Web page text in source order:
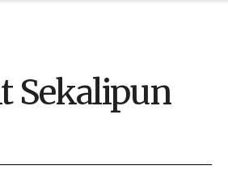
Sekalipun